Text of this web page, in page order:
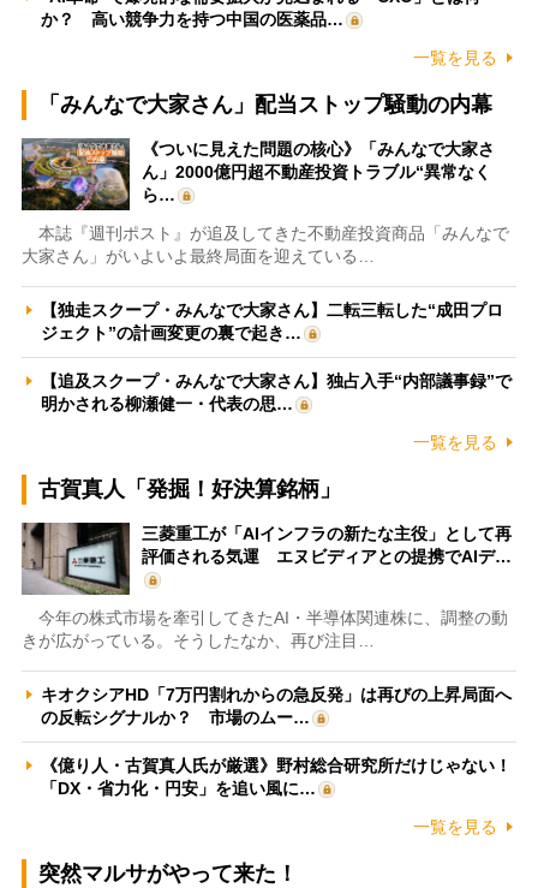
か？ 高い競争力を持つ中国の医薬品…
一覧を見る
「みんなで大家さん」配当ストップ騒動の内幕
《ついに見えた問題の核心》「みんなで大家さ
ん」2000億円超不動産投資トラブル“異常なく
ら…
本誌『週刊ポスト』が追及してきた不動産投資商品「みんなで
大家さん」がいよいよ最終局面を迎えている…
【独走スクープ・みんなで大家さん】二転三転した“成田プロ
ジェクト”の計画変更の裏で起き…
【追及スクープ・みんなで大家さん】独占入手“内部議事録”で
明かされる柳瀬健一・代表の思…
一覧を見る
古賀真人「発掘！好決算銘柄」
三菱重工が「AIインフラの新たな主役」として再
評価される気運 エヌビディアとの提携でAIデ…
今年の株式市場を牽引してきたAI・半導体関連株に、調整の動
きが広がっている。そうしたなか、再び注目…
キオクシアHD「7万円割れからの急反発」は再びの上昇局面へ
の反転シグナルか？ 市場のムー…
《億り人・古賀真人氏が厳選》野村総合研究所だけじゃない！
「DX・省力化・円安」を追い風に…
一覧を見る
突然マルサがやって来た！